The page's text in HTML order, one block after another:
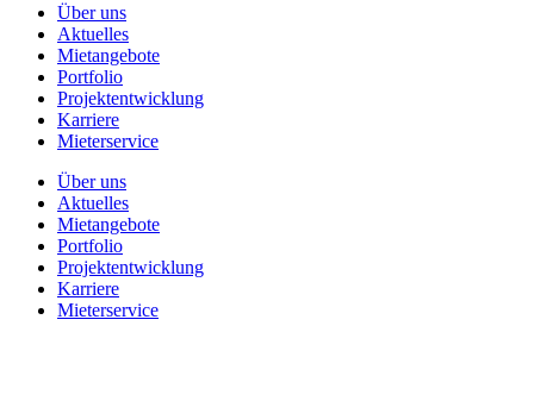
Über uns
Aktuelles
Mietangebote
Portfolio
Projektentwicklung
Karriere
Mieterservice
Über uns
Aktuelles
Mietangebote
Portfolio
Projektentwicklung
Karriere
Mieterservice